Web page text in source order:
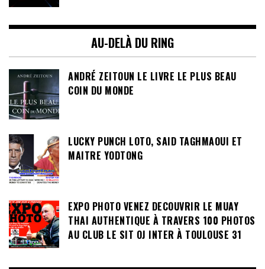
AU-DELÀ DU RING
ANDRÉ ZEITOUN LE LIVRE LE PLUS BEAU
COIN DU MONDE
LUCKY PUNCH LOTO, SAID TAGHMAOUI ET
MAITRE YODTONG
EXPO PHOTO VENEZ DECOUVRIR LE MUAY
THAI AUTHENTIQUE À TRAVERS 100 PHOTOS
AU CLUB LE SIT OJ INTER À TOULOUSE 31